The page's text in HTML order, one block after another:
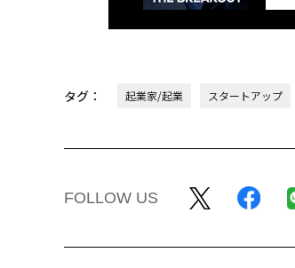
タグ： 起業家/起業 スタートアップ
FOLLOW US